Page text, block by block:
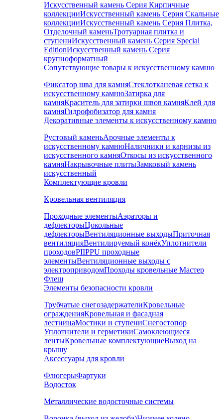
Искусственный камень Серия Кирпичные
коллекцииИскусственный камень Серия Скальные
коллекцииИскусственный камень Серия Плитка,
Отделочный каменьТротуарная плитка и
ступениИскусственный камень Серия Special
EditionИскусственный камень Серия
крупноформатный
Сопутствующие товары к искусственному камню
Фиксатор шва для камняСтеклотканевая сетка к
искусственному камнюЗатирка для
камняКраситель для затирки швов камняКлей для
камняГидрофобизатор для камня
Декоративные элементы к искусственному камню
Рустовый каменьАрочные элементы к
искусственному камнюНаличники и карнизы из
искусственного камняОткосы из искусственного
камняНакрывочные плитыЗамковый камень
искусственный
Комплектующие кровли
Кровельная вентиляция
Проходные элементыАэраторы и
дефлекторыЦокольные
дефлекторыВентиляционные выходыПриточная
вентиляцияВентилируемый конёкУплотнители
проходовPIIPPU проходные
элементыВентиляционные выходы с
электроприводомПроходы кровельные Мастер
Флеш
Элементы безопасности кровли
Трубчатые снегозадержателиКровельные
огражденияКровельная и фасадная
лестницаМостики и ступениСнегостопор
Уплотнители и герметикиСамоклеющиеся
лентыКровельные комплектующиеВыход на
крышу
Аксессуары для кровли
ФлюгерыФартуки
Водосток
Металлические водосточные системы